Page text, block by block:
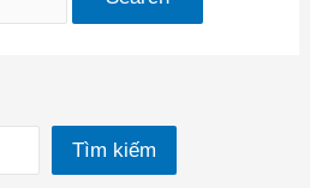
Tìm kiếm